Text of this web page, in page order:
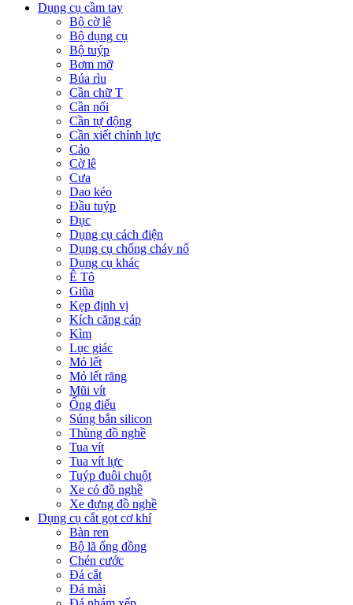
Dụng cụ cầm tay
Bộ cờ lê
Bộ dụng cụ
Bộ tuýp
Bơm mỡ
Búa rìu
Cần chữ T
Cần nối
Cần tự động
Cần xiết chỉnh lực
Cảo
Cờ lê
Cưa
Dao kéo
Đầu tuýp
Đục
Dụng cụ cách điện
Dụng cụ chống cháy nổ
Dụng cụ khác
Ê Tô
Giũa
Kẹp định vị
Kích căng cáp
Kìm
Lục giác
Mỏ lết
Mỏ lết răng
Mũi vít
Ống điếu
Súng bắn silicon
Thùng đồ nghề
Tua vít
Tua vít lực
Tuýp đuôi chuột
Xe có đồ nghề
Xe đựng đồ nghề
Dụng cụ cắt gọt cơ khí
Bàn ren
Bộ lã ống đồng
Chén cước
Đá cắt
Đá mài